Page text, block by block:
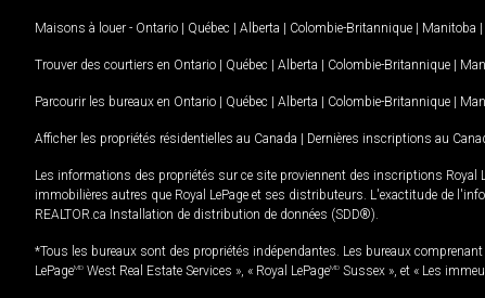
Maisons à louer - Ontario | Québec | Alberta | Colombie-Britannique | Manitoba |
Trouver des courtiers en Ontario | Québec | Alberta | Colombie-Britannique |
Parcourir les bureaux en Ontario | Québec | Alberta | Colombie-Britannique |
Afficher les propriétés résidentielles au Canada | Dernières inscriptions au
Les informations des propriétés sur ce site proviennent des inscriptions Royal
immobilières autres que Royal LePage et ses distributeurs. L'exactitude de
REALTOR.ca Installation de distribution de données (SDD®).
*Tous les bureaux sont des propriétés indépendantes. Les bureaux
LePageMD West Real Estate Services », « Royal LePageMD Sussex », et « Les